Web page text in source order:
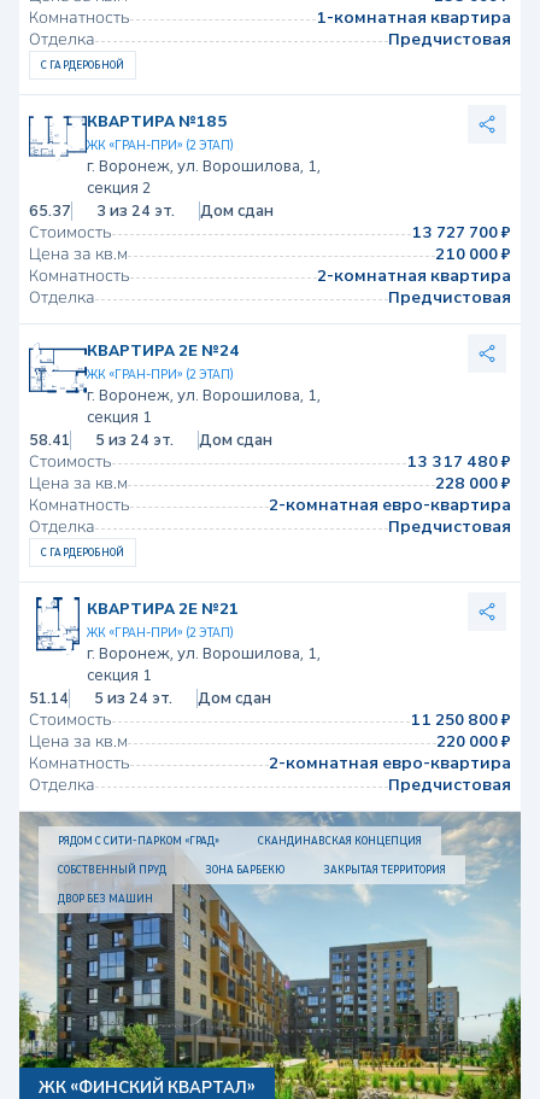
Комнатность
1-комнатная квартира
Отделка
Предчистовая
С ГАРДЕРОБНОЙ
КВАРТИРА №185
ЖК «ГРАН-ПРИ» (2 ЭТАП)
г. Воронеж, ул. Ворошилова, 1,
секция 2
65.37
3 из 24 эт. Дом сдан
Стоимость
13 727 700 ₽
Цена за кв.м
210 000 ₽
Комнатность
2-комнатная квартира
Отделка
Предчистовая
КВАРТИРА 2Е №24
ЖК «ГРАН-ПРИ» (2 ЭТАП)
г. Воронеж, ул. Ворошилова, 1,
секция 1
58.41
5 из 24 эт. Дом сдан
Стоимость
13 317 480 ₽
Цена за кв.м
228 000 ₽
Комнатность
2-комнатная евро-квартира
Отделка
Предчистовая
С ГАРДЕРОБНОЙ
КВАРТИРА 2Е №21
ЖК «ГРАН-ПРИ» (2 ЭТАП)
г. Воронеж, ул. Ворошилова, 1,
секция 1
51.14
5 из 24 эт. Дом сдан
Стоимость
11 250 800 ₽
Цена за кв.м
220 000 ₽
Комнатность
2-комнатная евро-квартира
Отделка
Предчистовая
ЖК «ФИНСКИЙ КВАРТАЛ»
РЯДОМ С СИТИ-ПАРКОМ «ГРАД» СКАНДИНАВСКАЯ КОНЦЕПЦИЯ
СОБСТВЕННЫЙ ПРУД ЗОНА БАРБЕКЮ ЗАКРЫТАЯ ТЕРРИТОРИЯ
ДВОР БЕЗ МАШИН